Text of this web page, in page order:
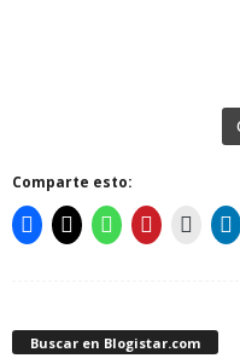
Comparte esto:
Buscar en Blogistar.com